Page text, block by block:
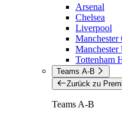
Arsenal
Chelsea
Liverpool
Manchester
Manchester
Tottenham
Teams A-B
Zurück zu
Teams A-B